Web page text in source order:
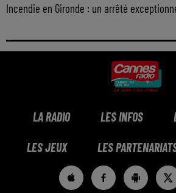
Incendie en Gironde : un arrêté
LA RADIO LES INFOS
LES JEUX LES